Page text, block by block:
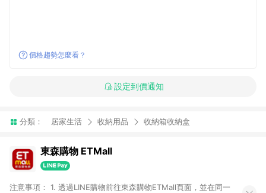
價格趨勢怎麼看？
設定到價通知
分類： 居家生活 收納用品 收納箱收納盒
東森購物 ETMall
注意事項： 1. 透過LINE購物前往東森購物ETMall頁面，並在同一